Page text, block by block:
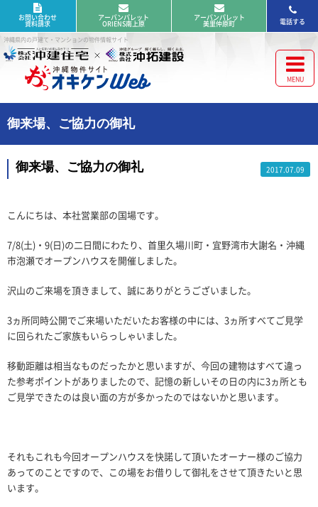
沖縄県内の戸建て・マンションの物件情報サイト
電話する
アーバンパレット
美里仲原町
アーバンパレット
ORIENS南上原
お問い合わせ
資料請求
御来場、ご協力の御礼
御来場、ご協力の御礼 2017.07.09
こんにちは、本社営業部の国場です。
7/8(土)・9(日)の二日間にわたり、首里久場川町・宜野湾市大謝名・沖縄
市泡瀬でオープンハウスを開催しました。
沢山のご来場を頂きまして、誠にありがとうございました。
3ヵ所同時公開でご来場いただいたお客様の中には、3ヵ所すべてご見学
に回られたご家族もいらっしゃいました。
移動距離は相当なものだったかと思いますが、今回の建物はすべて違っ
た参考ポイントがありましたので、記憶の新しいその日の内に3ヵ所とも
ご見学できたのは良い面の方が多かったのではないかと思います。
それもこれも今回オープンハウスを快諾して頂いたオーナー様のご協力
あってのことですので、この場をお借りして御礼をさせて頂きたいと思
います。